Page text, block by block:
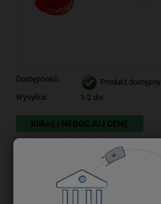
Dostępność:
Produkt dostępny
Wysyłka:
1-2 dni
Kliknij i NEGOCJUJ CENĘ